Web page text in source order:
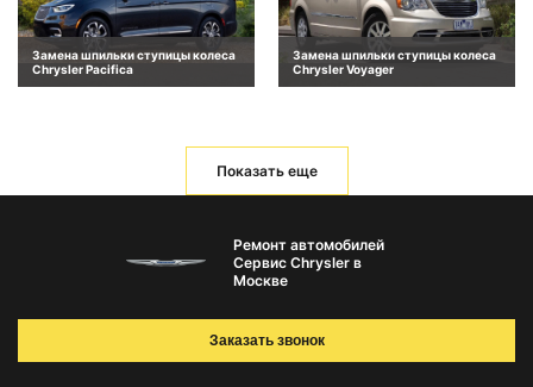
Замена шпильки ступицы колеса
Chrysler Pacifica
Замена шпильки ступицы колеса
Chrysler Voyager
Показать еще
Ремонт автомобилей
Сервис Chrysler в
Москве
Заказать звонок